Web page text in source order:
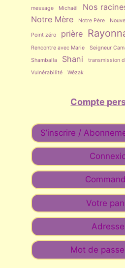
message Michaël Nos
Notre Mère Notre Père
Point zéro prière
Rencontre avec Marie Seigneur
Shamballa
Shani
transmission
Vulnérabilité
Wézak
Compte
S’inscrire /
Votre
Mot de